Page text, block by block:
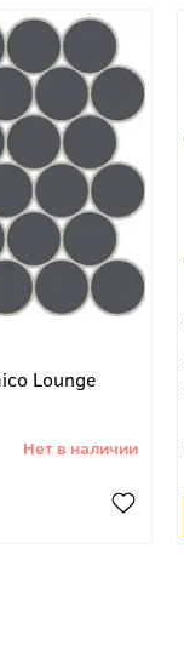
Lounge